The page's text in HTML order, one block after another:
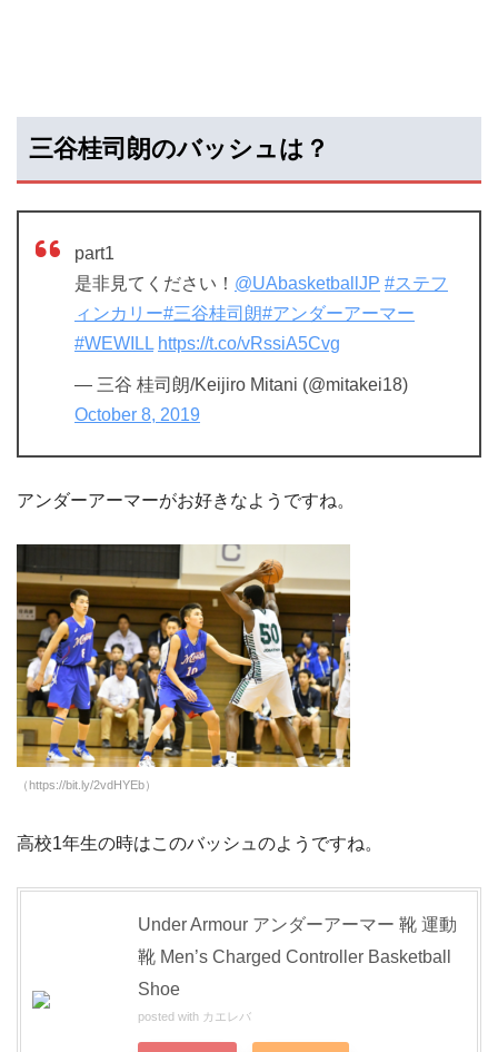
三谷桂司朗のバッシュは？
part1
是非見てください！ @UAbasketballJP #ステフ
ィンカリー#三谷桂司朗#アンダーアーマー
#WEWILL https://t.co/vRssiA5Cvg
— 三谷 桂司朗/Keijiro Mitani (@mitakei18)
October 8, 2019
アンダーアーマーがお好きなようですね。
（https://bit.ly/2vdHYEb）
高校1年生の時はこのバッシュのようですね。
Under Armour アンダーアーマー 靴 運動
靴 Men’s Charged Controller Basketball
Shoe
posted with カエレバ